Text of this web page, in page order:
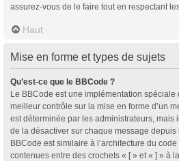
assurez-vous de le faire tout en respectant
Haut
Mise en forme et types de sujets
Qu’est-ce que le BBCode ?
Le BBCode est une implémentation spéciale
meilleur contrôle sur la mise en forme d’un
est déterminée par les administrateurs, mais
de la désactiver sur chaque message
BBCode est similaire à l’architecture du
contenues entre des crochets « [ » et « ] » à